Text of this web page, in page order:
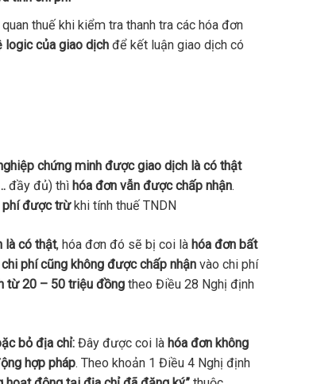
thuế khi kiểm tra thanh tra các hóa đơn
logic của giao dịch để kết luận giao dịch có
chứng minh được giao dịch là có thật
đầy đủ) thì hóa đơn vẫn được chấp nhận.
phí được trừkhi tính thuế TNDN
là có thật, hóa đơn đó sẽ bị coi là hóa đơn bất
phí cũng không được chấp nhận vào chi phí
từ 20 – 50 triệu đồng theo Điều 28 Nghị định
bỏ địa chỉ: Đây được coi là hóa đơn không
hợp pháp. Theo khoản 1 Điều 4 Nghị định